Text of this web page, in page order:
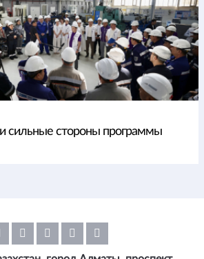
сильные стороны программы